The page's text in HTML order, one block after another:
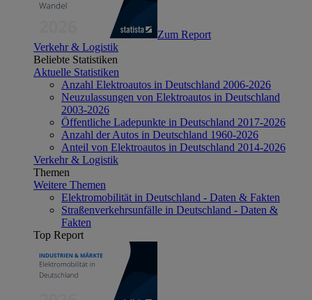
Zum Report
Verkehr & Logistik
Beliebte Statistiken
Aktuelle Statistiken
Anzahl Elektroautos in Deutschland 2006-2026
Neuzulassungen von Elektroautos in Deutschland
2003-2026
Öffentliche Ladepunkte in Deutschland 2017-2026
Anzahl der Autos in Deutschland 1960-2026
Anteil von Elektroautos in Deutschland 2014-2026
Verkehr & Logistik
Themen
Weitere Themen
Elektromobilität in Deutschland - Daten & Fakten
Straßenverkehrsunfälle in Deutschland - Daten &
Fakten
Top Report